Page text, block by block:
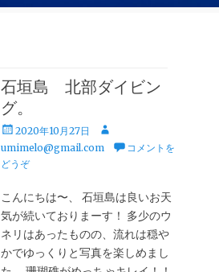
石垣島 北部ダイビン
グ。
投
稿
日
2020年10月27日
投
稿
umimelo@gmail.com
コメントを
どうぞ
こんにちは〜、 石垣島は良いお天
気が続いておりまーす！ 多少のウ
ネリはあったものの、流れは穏や
かでゆっくりと写真を楽しめまし